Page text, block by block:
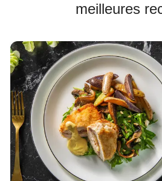
meilleures